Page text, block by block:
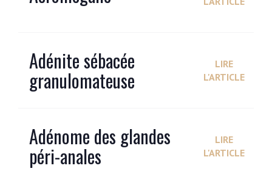
Adénite sébacée
granulomateuse
LIRE
L'ARTICLE
Adénome des glandes
péri-anales
LIRE
L'ARTICLE